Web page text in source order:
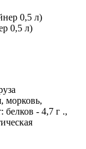
0,5 л)
морковь,
белков - 4,7 г .,